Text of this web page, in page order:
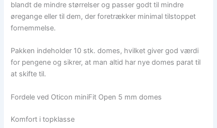
blandt de mindre størrelser og passer godt til mindre
øregange eller til dem, der foretrækker minimal tilstoppet
fornemmelse.
Pakken indeholder 10 stk. domes, hvilket giver god værdi
for pengene og sikrer, at man altid har nye domes parat til
at skifte til.
Fordele ved Oticon miniFit Open 5 mm domes
Komfort i topklasse